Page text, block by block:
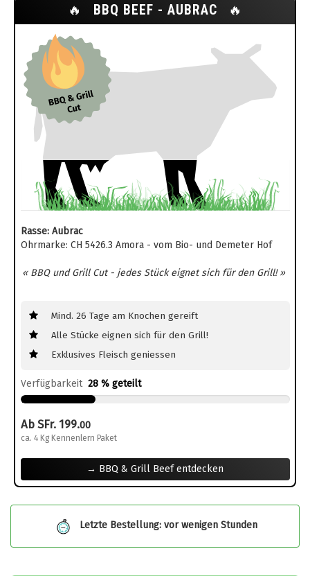
🔥 BBQ BEEF - AUBRAC 🔥
Rasse: Aubrac
Ohrmarke: CH 5426.3 Amora - vom Bio- und Demeter Hof
« BBQ und Grill Cut - jedes Stück eignet sich für den Grill! »
Mind. 26 Tage am Knochen gereift
Alle Stücke eignen sich für den Grill!
Exklusives Fleisch geniessen
Verfügbarkeit 28 % geteilt
Ab SFr. 199.00
ca. 4 Kg Kennenlern Paket
→ BBQ & Grill Beef entdecken
Letzte Bestellung: vor wenigen Stunden